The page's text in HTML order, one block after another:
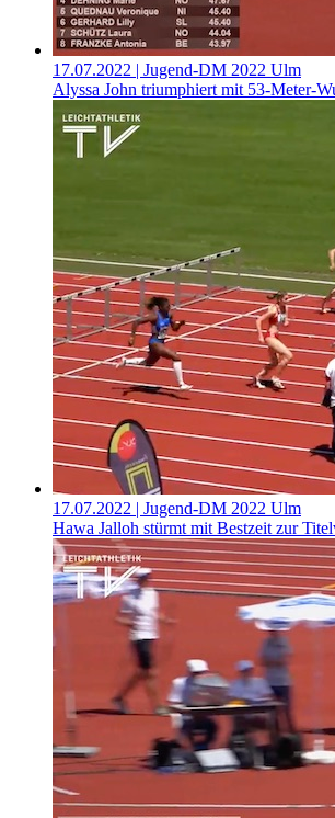
17.07.2022 | Jugend-DM 2022 Ulm
Alyssa John triumphiert mit 53-Meter-
17.07.2022 | Jugend-DM 2022 Ulm
Hawa Jalloh stürmt mit Bestzeit zur